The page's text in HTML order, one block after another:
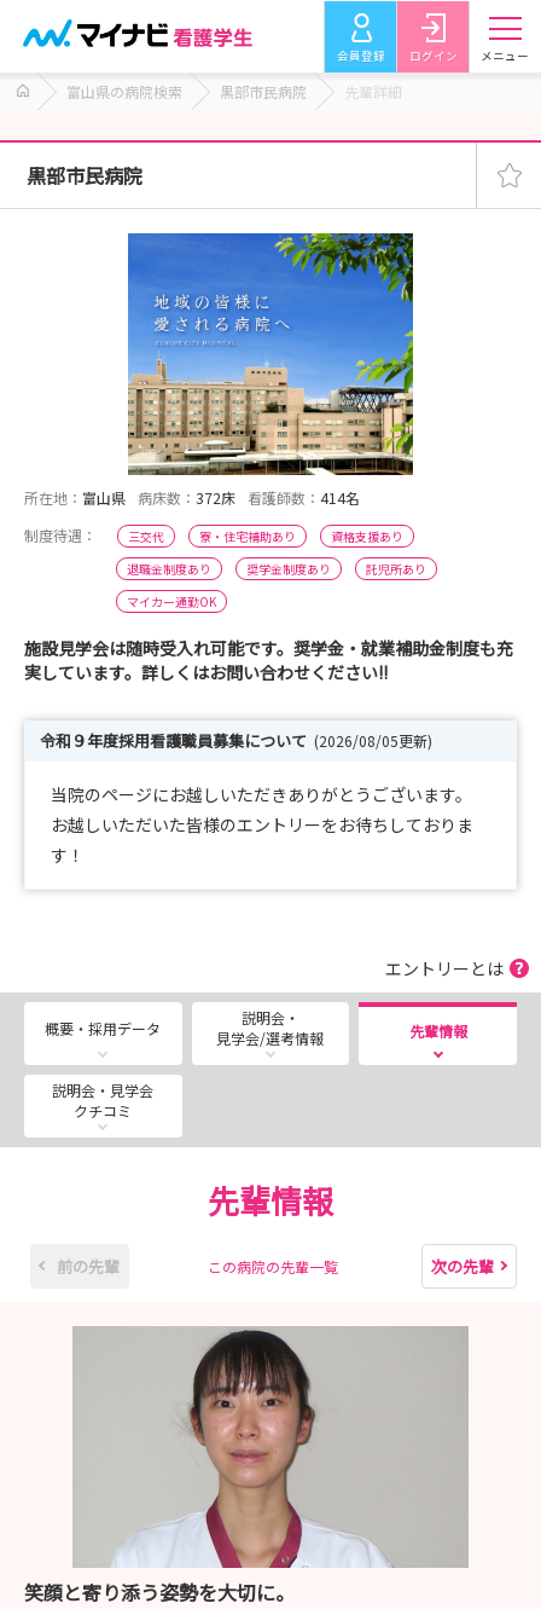
会員登録 ログイン メニュー
富山県の病院検索 黒部市民病院 先輩詳細
黒部市民病院
所在地： 富山県 病床数： 372床 看護師数： 414名
制度待遇：
三交代 寮・住宅補助あり
資格支援あり
退職金制度あり
奨学金制度あり
託児所あり
マイカー通勤OK
施設見学会は随時受入れ可能です。奨学金・就業補助金制度も充
実しています。詳しくはお問い合わせください!!
令和９年度採用看護職員募集について (2026/08/05更新)
当院のページにお越しいただきありがとうございます。
お越しいただいた皆様のエントリーをお待ちしておりま
す！
エントリーとは
概要・採用データ
説明会・
見学会/選考情報
先輩情報
説明会・見学会
クチコミ
先輩情報
前の先輩 この病院の先輩一覧 次の先輩
笑顔と寄り添う姿勢を大切に。